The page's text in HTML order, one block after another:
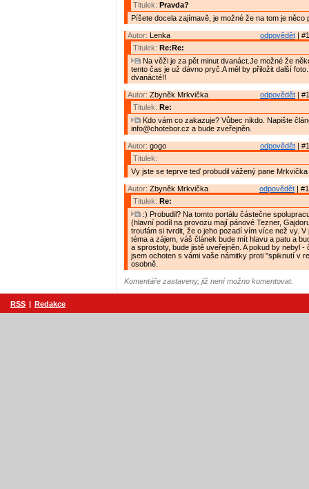
Titulek: Pravda?
Píšete docela zajímavě, je možné že na tom je něco
odpovědět |
Autor: Lenka
Titulek: Re:Re:
Na věži je za pět minut dvanáct.Je možné že
tento čas je už dávno pryč.A měl by přiložit další
dvanácté!!
odpovědět |
Autor: Zbyněk Mrkvička
Titulek: Re:
Kdo vám co zakazuje? Vůbec nikdo. Napište
info@chotebor.cz a bude zveřejněn.
odpovědět |
Autor: gogo
Titulek:
Vy jste se teprve teď probudil vážený pane Mrkvička
odpovědět |
Autor: Zbyněk Mrkvička
Titulek: Re:
:) Probudil? Na tomto portálu částečne
(hlavní podíl na provozu mají pánové Tezner,
troufám si tvrdit, že o jeho pozadí vím více než vy. V
téma a zájem, váš článek bude mít hlavu a patu a
a sprostoty, bude jistě uveřejněn. A pokud by nebyl -
jsem ochoten s vámi vaše námitky proti "spiknutí v
osobně.
Komentáře zastaveny, již není možno komentovat.
RSS | Redakce